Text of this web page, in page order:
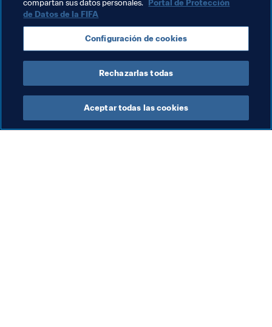
Fútbol Femenino Organización The Gambia
CAF
compartan sus datos personales. Portal de Protección
de Datos de la FIFA
Configuración de cookies
Rechazarlas todas
Aceptar todas las cookies